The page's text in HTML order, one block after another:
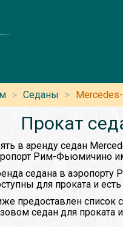
Седаны
Прокат
в аренду седан
Рим-Фьюмичино
седана в аэропорту
для проката и
предоставлен список
седан для проката